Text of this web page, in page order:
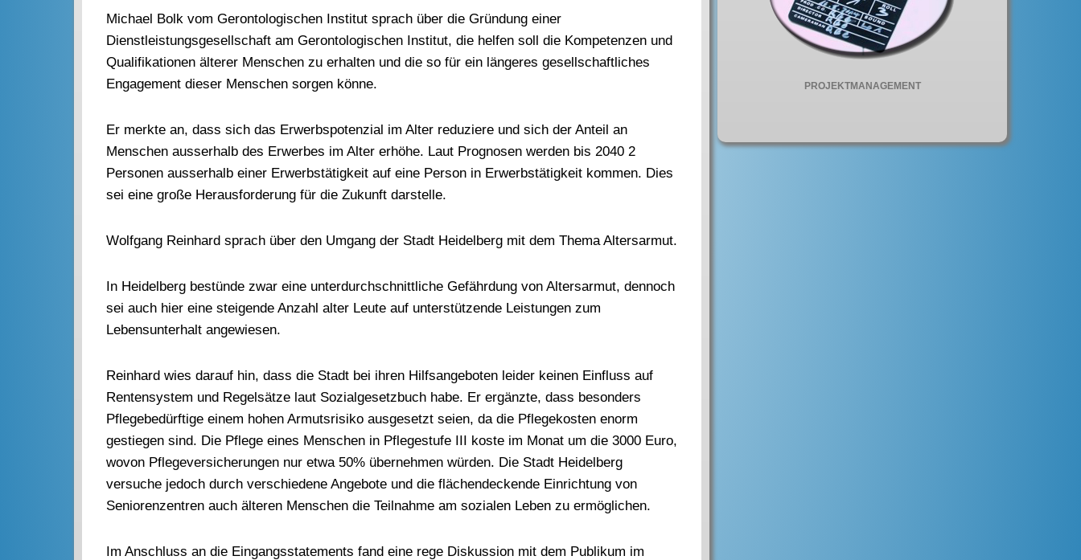
Michael Bolk vom Gerontologischen Institut sprach über die Gründung einer
Dienstleistungsgesellschaft am Gerontologischen Institut, die helfen soll die Kompetenzen und
Qualifikationen älterer Menschen zu erhalten und die so für ein längeres gesellschaftliches
Engagement dieser Menschen sorgen könne.
Er merkte an, dass sich das Erwerbspotenzial im Alter reduziere und sich der Anteil an
Menschen ausserhalb des Erwerbes im Alter erhöhe. Laut Prognosen werden bis 2040 2
Personen ausserhalb einer Erwerbstätigkeit auf eine Person in Erwerbstätigkeit kommen. Dies
sei eine große Herausforderung für die Zukunft darstelle.
Wolfgang Reinhard sprach über den Umgang der Stadt Heidelberg mit dem Thema Altersarmut.
In Heidelberg bestünde zwar eine unterdurchschnittliche Gefährdung von Altersarmut, dennoch
sei auch hier eine steigende Anzahl alter Leute auf unterstützende Leistungen zum
Lebensunterhalt angewiesen.
Reinhard wies darauf hin, dass die Stadt bei ihren Hilfsangeboten leider keinen Einfluss auf
Rentensystem und Regelsätze laut Sozialgesetzbuch habe. Er ergänzte, dass besonders
Pflegebedürftige einem hohen Armutsrisiko ausgesetzt seien, da die Pflegekosten enorm
gestiegen sind. Die Pflege eines Menschen in Pflegestufe III koste im Monat um die 3000 Euro,
wovon Pflegeversicherungen nur etwa 50% übernehmen würden. Die Stadt Heidelberg
versuche jedoch durch verschiedene Angebote und die flächendeckende Einrichtung von
Seniorenzentren auch älteren Menschen die Teilnahme am sozialen Leben zu ermöglichen.
Im Anschluss an die Eingangsstatements fand eine rege Diskussion mit dem Publikum im
PROJEKTMANAGEMENT